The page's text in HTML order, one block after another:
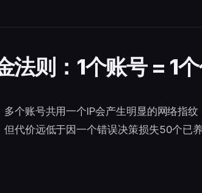
法则：1个账号 = 1
个账号共用一个IP会产生明显的网络指
代价远低于因一个错误决策损失50个已养